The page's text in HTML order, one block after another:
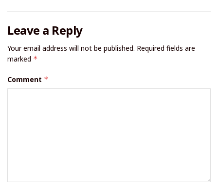
Leave a Reply
Your email address will not be published. Required fields are
marked *
Comment *